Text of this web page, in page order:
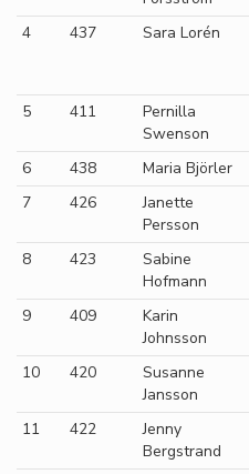
4 437 Sara Lorén
5 411
Pernilla
Swenson
6 438 Maria Björler
7
426
Janette
Persson
8 423
Sabine
Hofmann
9 409
Karin
Johnsson
10 420
Susanne
Jansson
11 422
Jenny
Bergstrand